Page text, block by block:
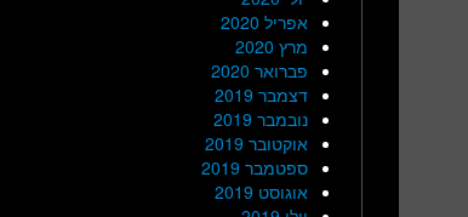
אפריל 2020
מרץ 2020
פברואר 2020
דצמבר 2019
נובמבר 2019
אוקטובר 2019
ספטמבר 2019
אוגוסט 2019